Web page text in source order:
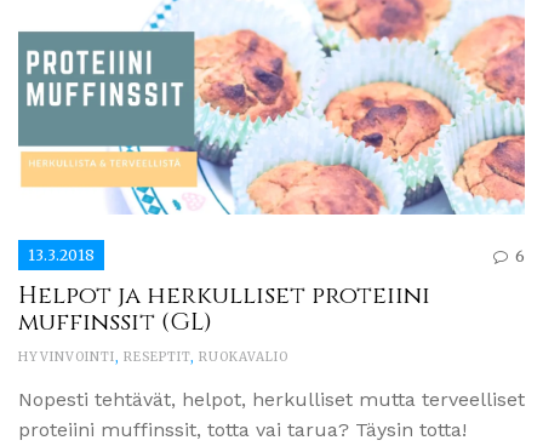
13.3.2018 6
Helpot ja herkulliset proteiini
muffinssit (GL)
HYVINVOINTI, RESEPTIT, RUOKAVALIO
Nopesti tehtävät, helpot, herkulliset mutta terveelliset
proteiini muffinssit, totta vai tarua? Täysin totta!